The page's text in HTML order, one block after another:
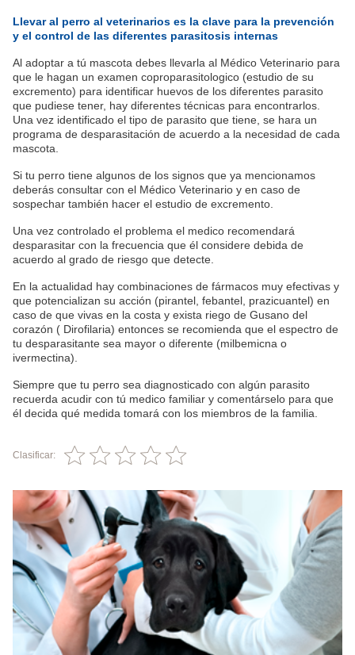
Llevar al perro al veterinarios es la clave para la prevención
y el control de las diferentes parasitosis internas
Al adoptar a tú mascota debes llevarla al Médico Veterinario para
que le hagan un examen coproparasitologico (estudio de su
excremento) para identificar huevos de los diferentes parasito
que pudiese tener, hay diferentes técnicas para encontrarlos.
Una vez identificado el tipo de parasito que tiene, se hara un
programa de desparasitación de acuerdo a la necesidad de cada
mascota.
Si tu perro tiene algunos de los signos que ya mencionamos
deberás consultar con el Médico Veterinario y en caso de
sospechar también hacer el estudio de excremento.
Una vez controlado el problema el medico recomendará
desparasitar con la frecuencia que él considere debida de
acuerdo al grado de riesgo que detecte.
En la actualidad hay combinaciones de fármacos muy efectivas y
que potencializan su acción (pirantel, febantel, prazicuantel) en
caso de que vivas en la costa y exista riego de Gusano del
corazón ( Dirofilaria) entonces se recomienda que el espectro de
tu desparasitante sea mayor o diferente (milbemicna o
ivermectina).
Siempre que tu perro sea diagnosticado con algún parasito
recuerda acudir con tú medico familiar y comentárselo para que
él decida qué medida tomará con los miembros de la familia.
Clasificar: